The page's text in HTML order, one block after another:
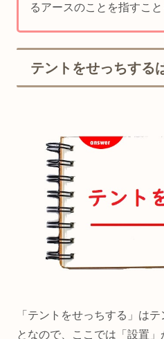
るアースのことを指すこと
テントをせっちする
「テントをせっちする」は
となので、ここでは「設置」